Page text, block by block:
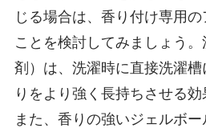
じる場合は、香り付け専用
ことを検討してみましょう
剤）は、洗濯時に直接洗濯
りをより強く長持ちさせる効
また、香りの強いジェルボ